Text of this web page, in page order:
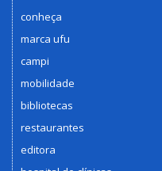
conheça
marca ufu
campi
mobilidade
bibliotecas
restaurantes
editora